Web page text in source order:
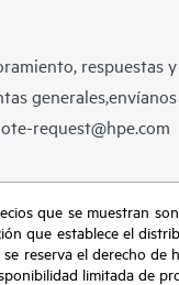
respuestas
request@hpe.com
que se muestran
que establece el
se reserva el derecho
limitada de